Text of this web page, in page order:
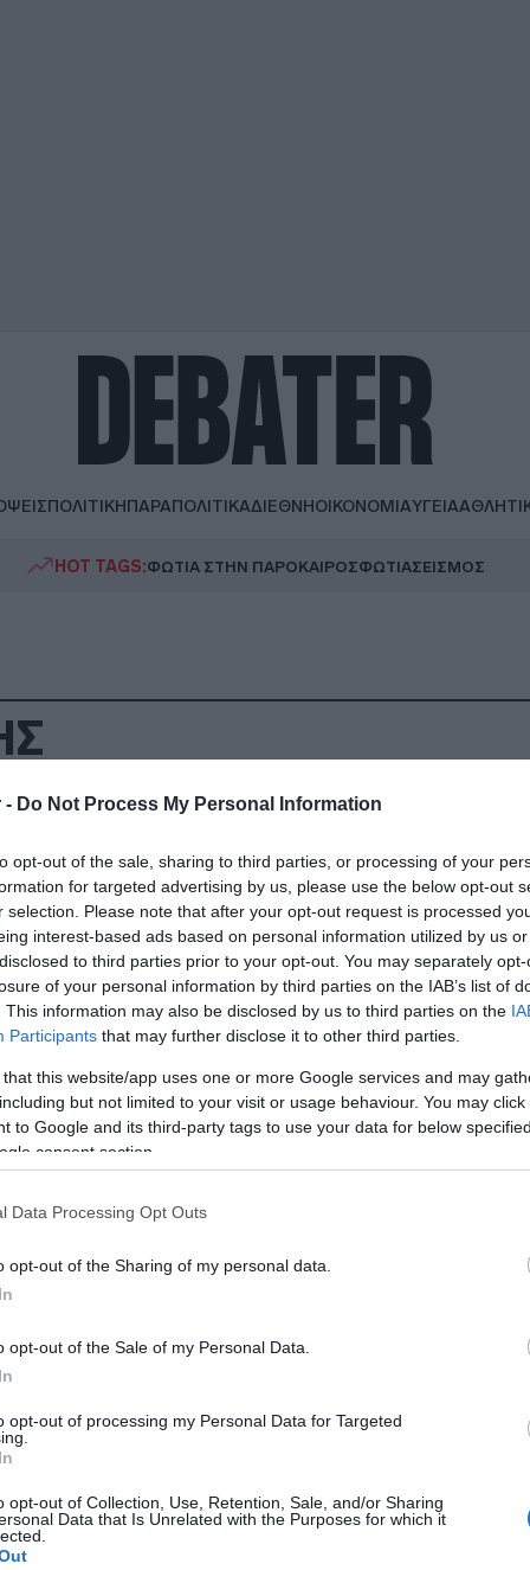
- Do Not Process My Personal Information
opt-out of the sale, sharing to third parties, or processing of your
for targeted advertising by us, please use the below opt-out
selection. Please note that after your opt-out request is processed
interest-based ads based on personal information utilized by us
to third parties prior to your opt-out. You may separately
of your personal information by third parties on the IAB’s list of
This information may also be disclosed by us to third parties on the
Participants that may further disclose it to other third parties.
that this website/app uses one or more Google services and may
but not limited to your visit or usage behaviour. You may
to Google and its third-party tags to use your data for below
consent section.
Data Processing Opt Outs
opt-out of the Sharing of my personal data.
opt-out of the Sale of my Personal Data.
opt-out of processing my Personal Data for Targeted
opt-out of Collection, Use, Retention, Sale, and/or Sharing
Data that Is Unrelated with the Purposes for which it
ΠΟΛΙΤΙΚΗΠΑΡΑΠΟΛΙΤΙΚΑΔΙΕΘΝΗΟΙΚΟΝΟΜΙΑΥΓΕΙΑ
HOT TAGS:ΦΩΤΙΑ ΣΤΗΝ ΠΑΡΟΚΑΙΡΟΣΦΩΤΙΑΣΕΙΣΜΟΣ
ο Χατζηγιοβάνης από τον
από τουρκική ομάδα
2+1 ετών υπέγραψε ο Έλληνας εξτρέμ
- 19:51
αντί Τζόλη στην εθνική
- 17:10